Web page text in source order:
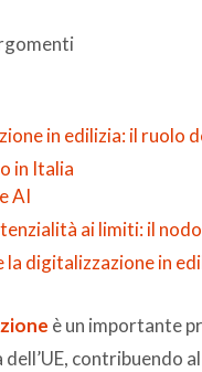
in edilizia: il ruolo
in Italia
AI
ai limiti: il
digitalizzazione in
è un importante
dell’UE, contribuendo